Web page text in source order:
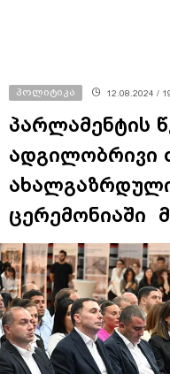
პოლიტიკა 12.08.2024 /
პარლამენტის
ადგილობრივი
ცერემონიაში